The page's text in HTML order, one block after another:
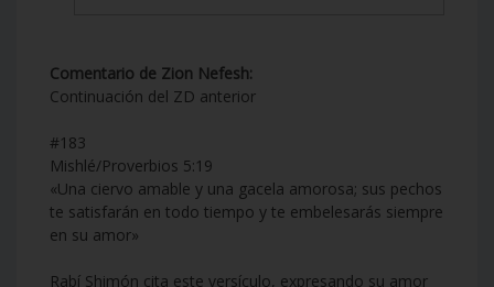
Comentario de Zion Nefesh:
Continuación del ZD anterior
#183
Mishlé/Proverbios 5:19
«Una ciervo amable y una gacela amorosa; sus pechos
te satisfarán en todo tiempo y te embelesarás siempre
en su amor»
Rabí Shimón cita este versículo, expresando su amor